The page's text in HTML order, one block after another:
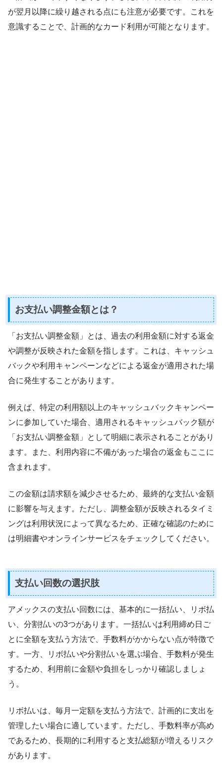
が翌月以降に繰り越される点にも注意が必要です。これを
意識することで、計画的なカード利用が可能となります。
お支払い調整金額とは？
「お支払い調整金額」とは、過去の利用金額に対する返金
や調整が反映された金額を指します。これは、キャッシュ
バックや利用キャンペーンなどによる返金が適用された場
合に発生することがあります。
例えば、特定の利用額以上のキャッシュバックキャンペー
ンに参加していた場合、適用されるキャッシュバック額が
「お支払い調整金額」として明細に表示されることがあり
ます。また、利用内容に不備があった場合の返金もここに
含まれます。
この金額は請求額を減少させるため、最終的な支払い金額
に影響を与えます。ただし、調整金額が反映されるタイミ
ングは利用状況によって異なるため、正確な確認のために
は明細書やオンラインサービスをチェックしてください。
支払い回数の選択肢
アメックスの支払い回数には、基本的に一括払い、リボ払
い、分割払いの3つがあります。一括払いは利用締め日ご
とに全額を支払う方法で、手数料がかからない点が特徴で
す。一方、リボ払いや分割払いを選ぶ場合、手数料が発生
するため、利用前に金額や負担をしっかり確認しましょ
う。
リボ払いは、毎月一定額を支払う方法で、計画的に支出を
管理したい場合に適しています。ただし、手数料率が高め
であるため、長期的に利用すると支払総額が増えるリスク
があります。